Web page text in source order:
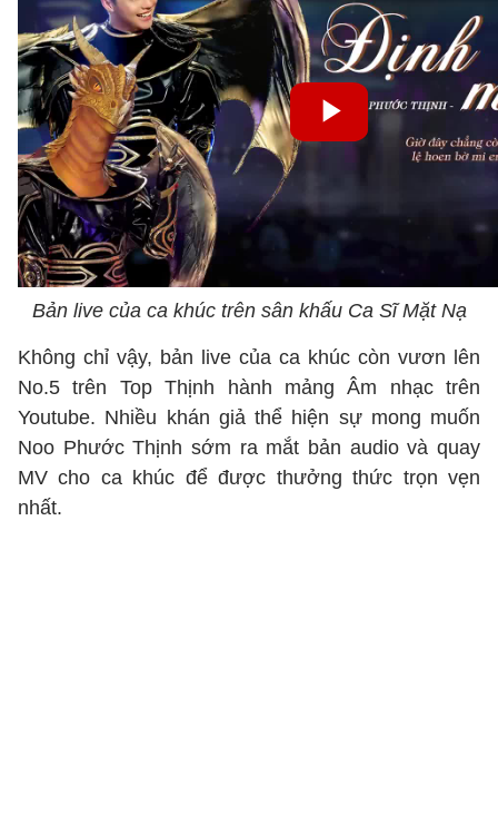
Bản live của ca khúc trên sân khấu Ca Sĩ Mặt Nạ
Không chỉ vậy, bản live của ca khúc còn vươn lên
No.5 trên Top Thịnh hành mảng Âm nhạc trên
Youtube. Nhiều khán giả thể hiện sự mong muốn
Noo Phước Thịnh sớm ra mắt bản audio và quay
MV cho ca khúc để được thưởng thức trọn vẹn
nhất.